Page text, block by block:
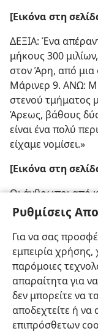
Ρυθμίσεις
Για να σας
εμπειρία
παρόμοιες
απαραίτητα για
δεν μπορείτε να
αποδεχτείτε ή
επιπρόσθετων
[Εικόνα στη
ΔΕΞΙΑ: Ένα
μήκους 300
στον Άρη, από
Μάρινερ 9. ΑΝΩ:
στενού τμήματος
Άρεως, βάθους
είναι ένα πολύ
είχαμε νομίσει.»
[Εικόνα στη
Οι άνθρωποι από
ηλιακό φως
τής Αφροδίτης. Η
που
μυστικό.
Ελληνική